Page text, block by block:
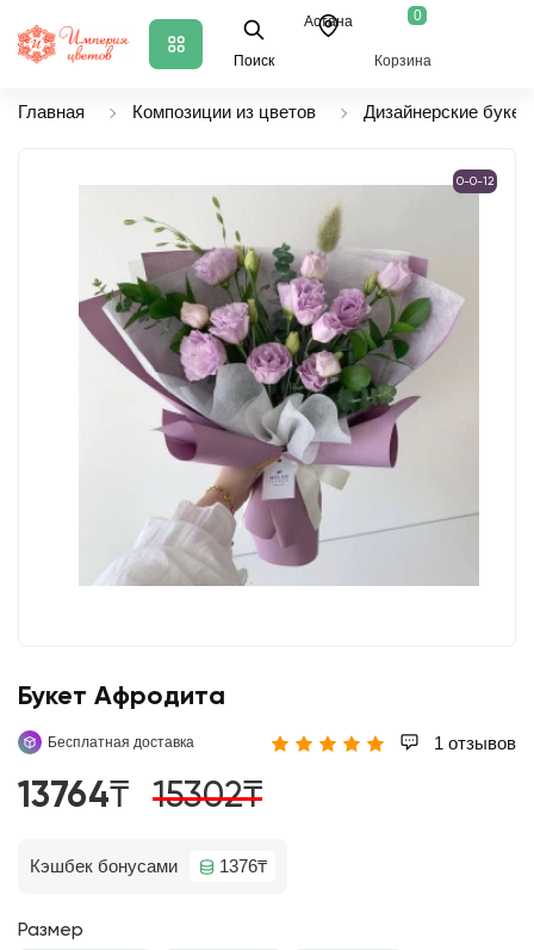
Поиск
Астана 0
Корзина
Главная Композиции из цветов Дизайнерские
0-0-12
Букет Афродита
Бесплатная доставка 1 отзывов
13764₸ 15302₸
Кэшбек бонусами 1376₸
Размер